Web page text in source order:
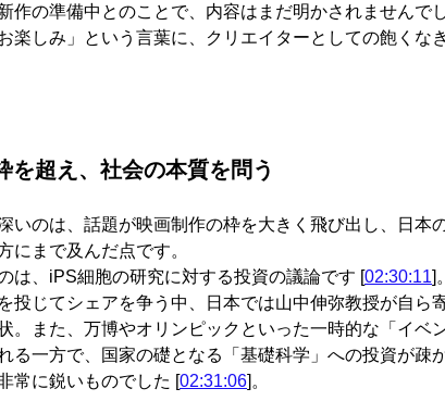
作の準備中とのことで、内容はまだ明かされませんで
楽しみ」という言葉に、クリエイターとしての飽くな
を超え、社会の本質を問う
いのは、話題が映画制作の枠を大きく飛び出し、日本
にまで及んだ点です。
は、iPS細胞の研究に対する投資の議論です [02:30:11]
投じてシェアを争う中、日本では山中伸弥教授が自ら
。また、万博やオリンピックといった一時的な「イベ
る一方で、国家の礎となる「基礎科学」への投資が疎
常に鋭いものでした [02:31:06]。